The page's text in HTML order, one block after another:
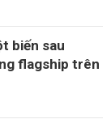
biến sau
flagship trên